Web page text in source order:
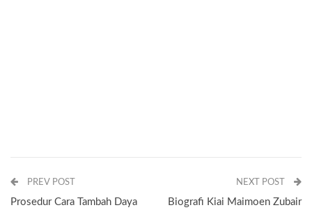
PREV POST
Prosedur Cara Tambah Daya
NEXT POST
Biografi Kiai Maimoen Zubair